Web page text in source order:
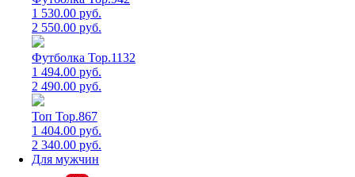
1 530.00 руб.
2 550.00 руб.
Футболка Top.1132
1 494.00 руб.
2 490.00 руб.
Топ Top.867
1 404.00 руб.
2 340.00 руб.
Для мужчин